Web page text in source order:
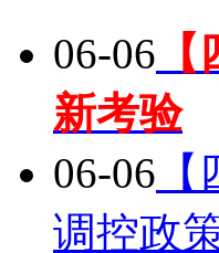
06-06
新考验
06-06
调控政